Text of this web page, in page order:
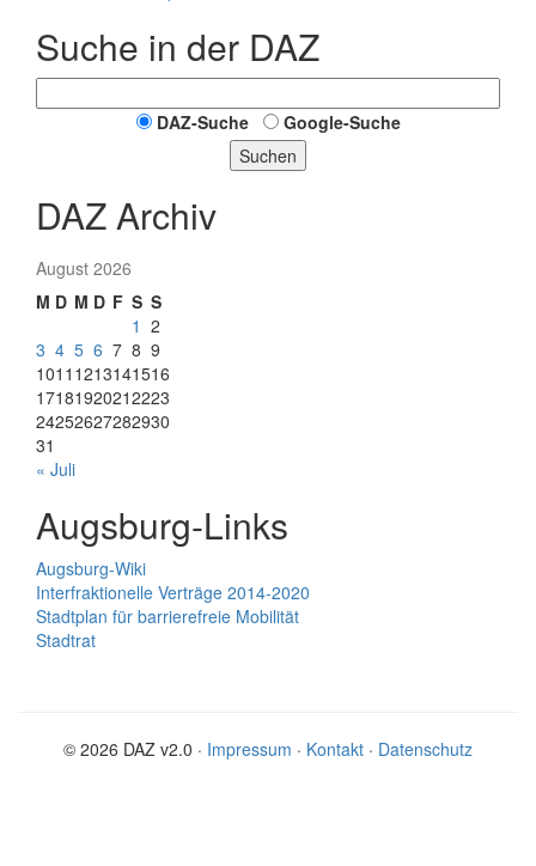
Suche in der DAZ
DAZ-Suche
Google-Suche
Suchen
DAZ Archiv
August 2026
M D M D F S S
1 2
3 4 5 6 7 8 9
1011 1213141516
17181920212223
24252627282930
31
« Juli
Augsburg-Links
Augsburg-Wiki
Interfraktionelle Verträge 2014-2020
Stadtplan für barrierefreie Mobilität
Stadtrat
© 2026 DAZ v2.0 · Impressum · Kontakt · Datenschutz